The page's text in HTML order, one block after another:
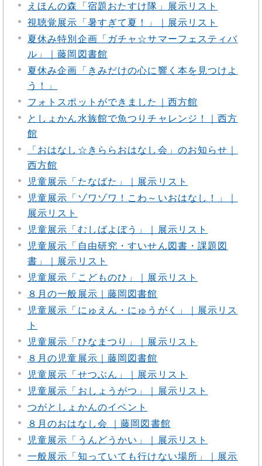
えほんの森「宿題おたすけ隊」展示リスト
視聴覚展示「暑すぎて夏！」｜展示リスト
夏休み特別企画「ガチャ☆サマーフェスティバ
ル」｜藤岡図書館
夏休み企画「きみだけの心に響く本を見つけよ
う！」
フォトスポットができました｜西方館
としょかん水族館で魚つりチャレンジ！｜西方
館
「おはなし☆きららおはなし会」のお知らせ｜
西方館
児童展示「たなばた」｜展示リスト
児童展示「ゾワゾワ！こわ～いおはなし！」｜
展示リスト
児童展示「むしばよぼう」｜展示リスト
児童展示「自由研究・すいせん図書・課題図
書」｜展示リスト
児童展示「こどものひ」｜展示リスト
８月の一般展示｜藤岡図書館
児童展示「にゅえん・にゅうがく」｜展示リス
ト
児童展示「ひなまつり」｜展示リスト
８月の児童展示｜藤岡図書館
児童展示「せつぶん」｜展示リスト
児童展示「おしょうがつ」｜展示リスト
つがとしょかんのイベント
８月のおはなし会 ｜藤岡図書館
児童展示「うんどうかい」｜展示リスト
一般展示「知っていても行けない場所」｜展示